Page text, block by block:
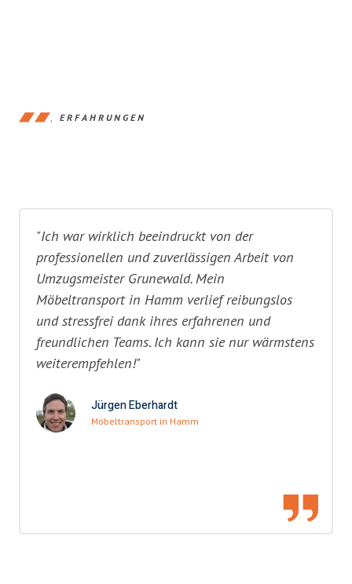
ERFAHRUNGEN
"Ich war wirklich beeindruckt von der
professionellen und zuverlässigen Arbeit von
Umzugsmeister Grunewald. Mein
Möbeltransport in Hamm verlief reibungslos
und stressfrei dank ihres erfahrenen und
freundlichen Teams. Ich kann sie nur wärmstens
weiterempfehlen!"
Jürgen Eberhardt
Möbeltransport in Hamm